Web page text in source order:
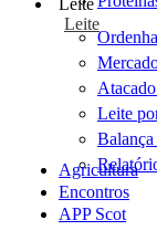
Leite
Leite
Leite
Agricultura
Encontros
APP Scot